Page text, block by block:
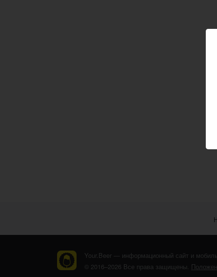
Your.Beer — информационный сайт и
© 2016–2026 Все права защищены.